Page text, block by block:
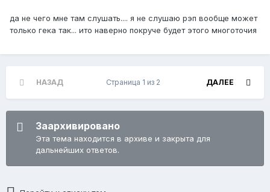
да не чего мне там слушать.... я не слушаю рэп вообще может
только гека так... ито наверно покруче будет этого многоточия
НАЗАД ДАЛЕЕ
Страница 1 из 2
Заархивировано
Эта тема находится в архиве и закрыта для
дальнейших ответов.